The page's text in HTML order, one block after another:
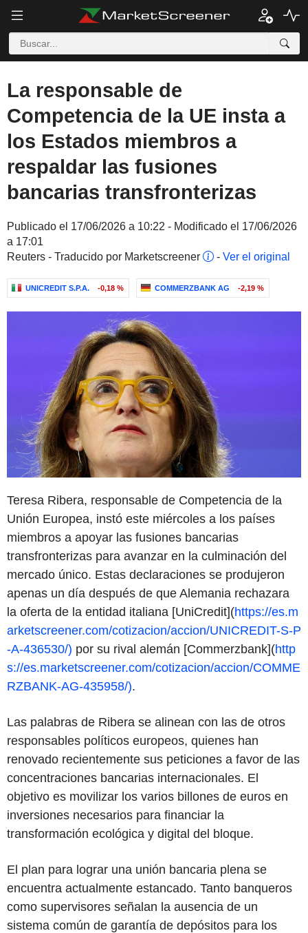
La responsable de
Competencia de la UE insta a
los Estados miembros a
respaldar las fusiones
bancarias transfronterizas
Publicado el 17/06/2026 a 10:22 - Modificado el 17/06/2026
a 17:01
Reuters - Traducido por Marketscreener
- Ver el original
UNICREDIT S.P.A. -0,18 % COMMERZBANK AG -2,19 %
Teresa Ribera, responsable de Competencia de la
Unión Europea, instó este miércoles a los países
miembros a apoyar las fusiones bancarias
transfronterizas para avanzar en la culminación del
mercado único. Estas declaraciones se produjeron
apenas un día después de que Alemania rechazara
la oferta de la entidad italiana [UniCredit](https://es.m
arketscreener.com/cotizacion/accion/UNICREDIT-S-P
-A-436530/) por su rival alemán [Commerzbank](http
s://es.marketscreener.com/cotizacion/accion/COMME
RZBANK-AG-435958/).
Las palabras de Ribera se alinean con las de otros
responsables políticos europeos, quienes han
renovado recientemente sus peticiones a favor de las
concentraciones bancarias internacionales. El
objetivo es movilizar los varios billones de euros en
inversiones necesarios para financiar la
transformación ecológica y digital del bloque.
El plan para lograr una unión bancaria plena se
encuentra actualmente estancado. Tanto banqueros
como supervisores señalan la ausencia de un
sistema común de garantía de depósitos para los